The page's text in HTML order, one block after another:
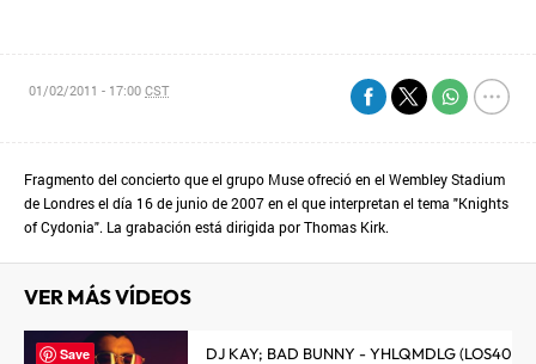
01/02/2011 - 17:00CST
Fragmento del concierto que el grupo Muse ofreció en el Wembley Stadium
de Londres el día 16 de junio de 2007 en el que interpretan el tema "Knights
of Cydonia". La grabación está dirigida por Thomas Kirk.
VER MÁS VÍDEOS
DJ KAY; BAD BUNNY - YHLQMDLG (LOS40
Save